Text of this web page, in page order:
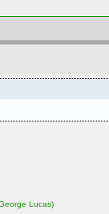
Lucas)